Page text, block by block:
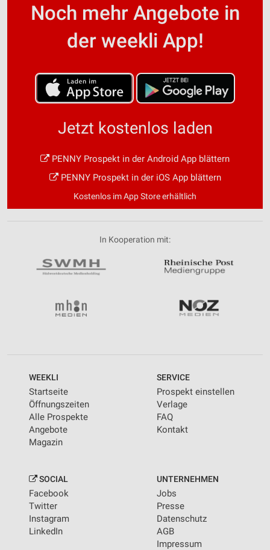
Noch mehr Angebote in
der weekli App!
Jetzt kostenlos laden
PENNY Prospekt in der Android App blättern
PENNY Prospekt in der iOS App blättern
Kostenlos im App Store erhältlich
In Kooperation mit:
WEEKLI
Startseite
Öffnungszeiten
Alle Prospekte
Angebote
Magazin
SERVICE
Prospekt einstellen
Verlage
FAQ
Kontakt
SOCIAL
Facebook
Twitter
Instagram
LinkedIn
UNTERNEHMEN
Jobs
Presse
Datenschutz
AGB
Impressum